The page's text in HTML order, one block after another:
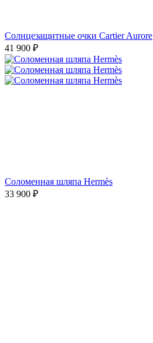
Солнцезащитные очки Cartier Aurore
41 900 ₽
Соломенная шляпа Hermès
33 900 ₽